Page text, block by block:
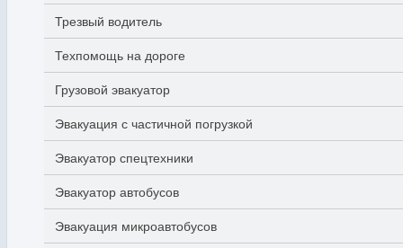
Трезвый водитель
Техпомощь на дороге
Грузовой эвакуатор
Эвакуация с частичной погрузкой
Эвакуатор спецтехники
Эвакуатор автобусов
Эвакуация микроавтобусов